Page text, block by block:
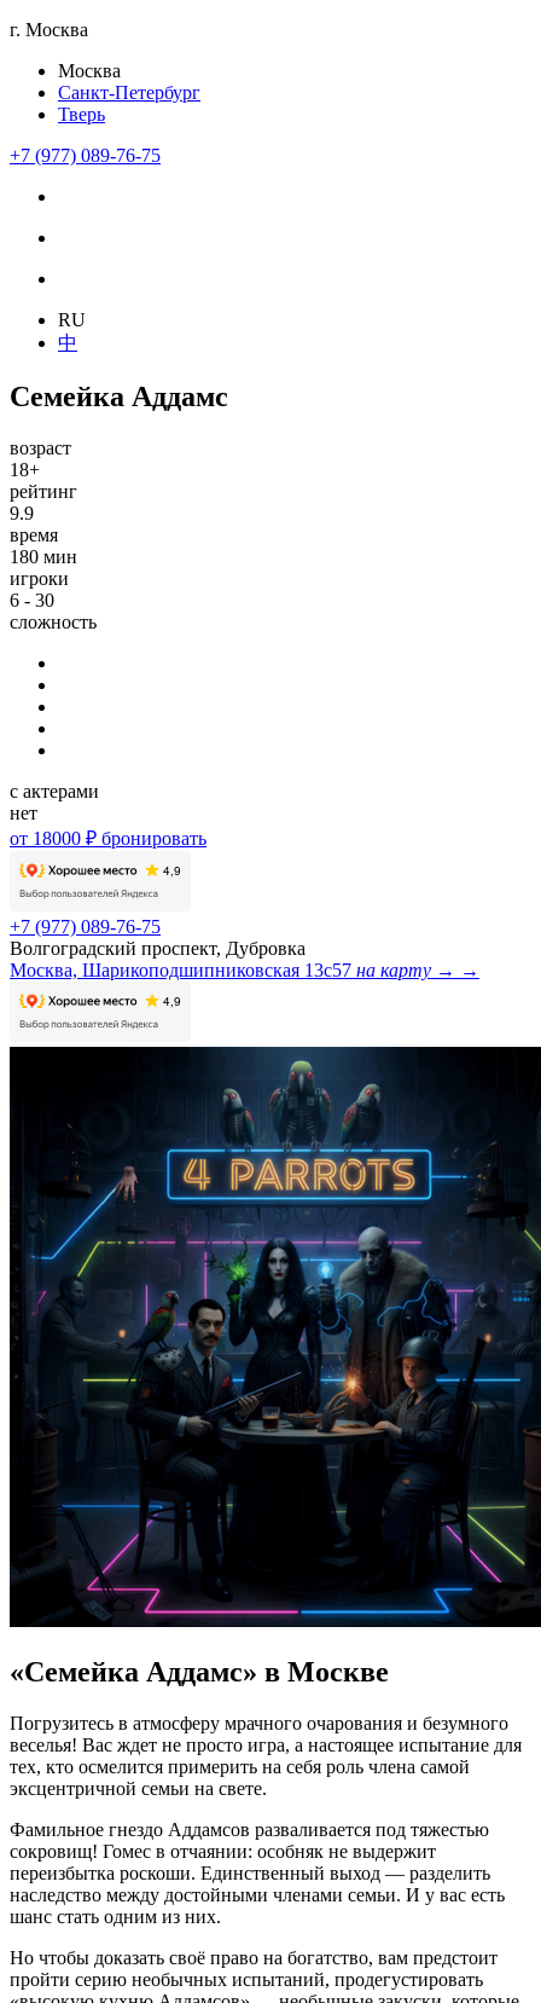
г. Москва
Москва
Санкт-Петербург
Тверь
+7 (977) 089-76-75
RU
中
Семейка Аддамс
возраст
18+
рейтинг
9.9
время
180 мин
игроки
6 - 30
сложность
с актерами
нет
от 18000 ₽ бронировать
+7 (977) 089-76-75
Волгоградский проспект, Дубровка
Москва, Шарикоподшипниковская 13с57 на карту → →
«Семейка Аддамс» в Москве
Погрузитесь в атмосферу мрачного очарования и безумного
веселья! Вас ждет не просто игра, а настоящее испытание для
тех, кто осмелится примерить на себя роль члена самой
эксцентричной семьи на свете.
Фамильное гнездо Аддамсов разваливается под тяжестью
сокровищ! Гомес в отчаянии: особняк не выдержит
переизбытка роскоши. Единственный выход — разделить
наследство между достойными членами семьи. И у вас есть
шанс стать одним из них.
Но чтобы доказать своё право на богатство, вам предстоит
пройти серию необычных испытаний, продегустировать